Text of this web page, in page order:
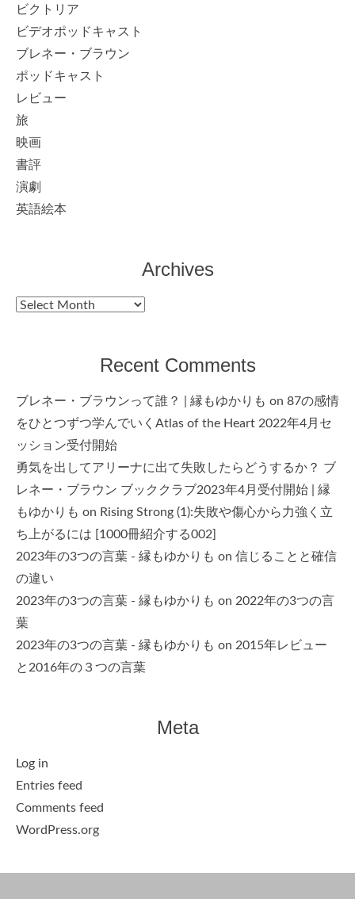
ビクトリア
ビデオポッドキャスト
ブレネー・ブラウン
ポッドキャスト
レビュー
旅
映画
書評
演劇
英語絵本
Archives
Archives
Recent Comments
ブレネー・ブラウンって誰？ | 縁もゆかりも on 87の感情
をひとつずつ学んでいくAtlas of the Heart 2022年4月セ
ッション受付開始
勇気を出してアリーナに出て失敗したらどうするか？ ブ
レネー・ブラウン ブッククラブ2023年4月受付開始 | 縁
もゆかりも on Rising Strong (1):失敗や傷心から力強く立
ち上がるには [1000冊紹介する002]
2023年の3つの言葉 - 縁もゆかりも on 信じることと確信
の違い
2023年の3つの言葉 - 縁もゆかりも on 2022年の3つの言
葉
2023年の3つの言葉 - 縁もゆかりも on 2015年レビュー
と2016年の３つの言葉
Meta
Log in
Entries feed
Comments feed
WordPress.org